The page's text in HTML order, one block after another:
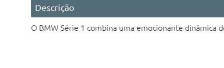
Descrição
O BMW Série 1 combina uma emocionante dinâmica